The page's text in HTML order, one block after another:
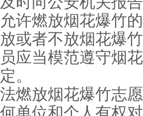
许燃放烟花爆竹
或者不放烟花爆
应当模范遵守烟
。
燃放烟花爆竹志